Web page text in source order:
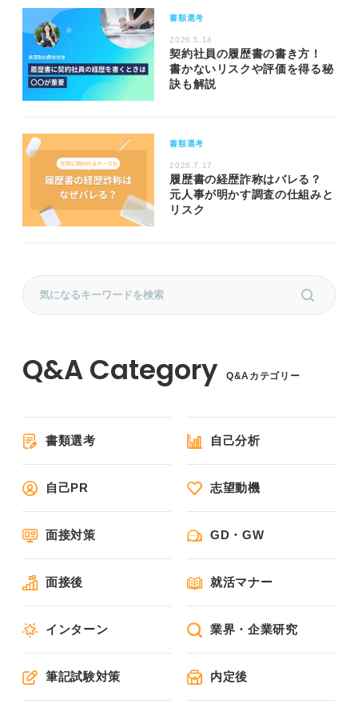
書類選考
2026.5.14
契約社員の履歴書の書き方！
書かないリスクや評価を得る秘
訣も解説
書類選考
2026.7.17
履歴書の経歴詐称はバレる？
元人事が明かす調査の仕組みと
リスク
Q&Aカテゴリー
書類選考 自己分析
自己PR 志望動機
面接対策 GD・GW
面接後 就活マナー
インターン 業界・企業研究
筆記試験対策 内定後